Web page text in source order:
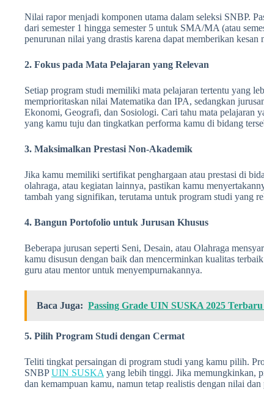
Nilai rapor menjadi komponen utama dalam seleksi SNBP.
dari semester 1 hingga semester 5 untuk SMA/MA (atau
penurunan nilai yang drastis karena dapat memberikan kesan
2. Fokus pada Mata Pelajaran yang Relevan
Setiap program studi memiliki mata pelajaran tertentu yang
memprioritaskan nilai Matematika dan IPA, sedangkan
Ekonomi, Geografi, dan Sosiologi. Cari tahu mata pelajaran
yang kamu tuju dan tingkatkan performa kamu di bidang
3. Maksimalkan Prestasi Non-Akademik
Jika kamu memiliki sertifikat penghargaan atau prestasi di
olahraga, atau kegiatan lainnya, pastikan kamu
tambah yang signifikan, terutama untuk program studi yang
4. Bangun Portofolio untuk Jurusan Khusus
Beberapa jurusan seperti Seni, Desain, atau Olahraga
kamu disusun dengan baik dan mencerminkan kualitas
guru atau mentor untuk menyempurnakannya.
Baca Juga: Passing Grade UIN SUSKA 2025
5. Pilih Program Studi dengan Cermat
Teliti tingkat persaingan di program studi yang kamu pilih.
SNBPUIN SUSKA yang lebih tinggi. Jika memungkinkan,
dan kemampuan kamu, namun tetap realistis dengan nilai